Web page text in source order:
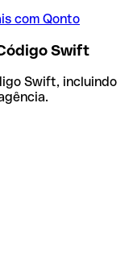
com Qonto
Swift
Swift, incluindo